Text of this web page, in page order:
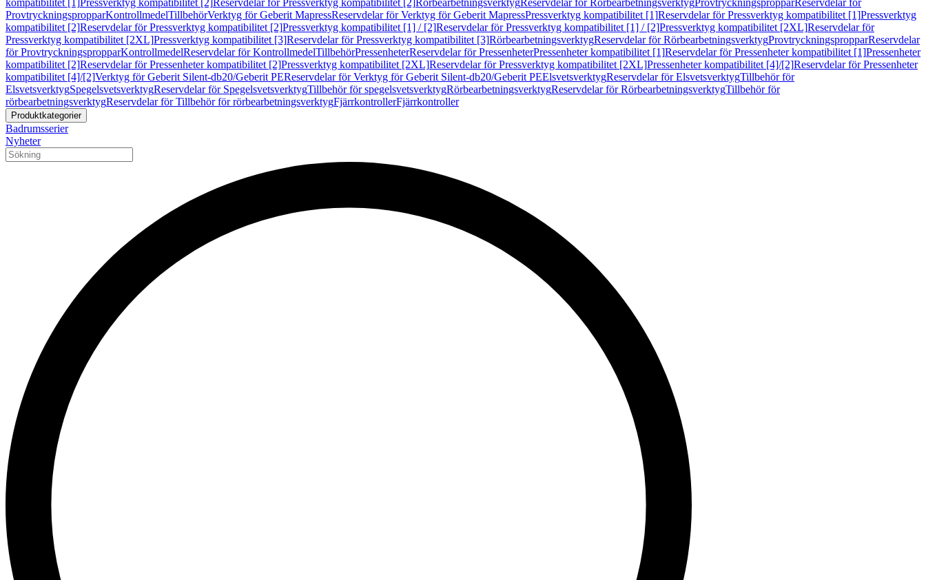
kompatibilitet [1]Pressverktyg kompatibilitet [2]Reservdelar för Pressverktyg kompatibilitet [2]RörbearbetningsverktygReservdelar för RörbearbetningsverktygProvtryckningspropparReservdelar för
ProvtryckningspropparKontrollmedelTillbehörVerktyg för Geberit MapressReservdelar för Verktyg för Geberit MapressPressverktyg kompatibilitet [1]Reservdelar för Pressverktyg kompatibilitet [1]Pressverktyg
kompatibilitet [2]Reservdelar för Pressverktyg kompatibilitet [2]Pressverktyg kompatibilitet [1] / [2]Reservdelar för Pressverktyg kompatibilitet [1] / [2]Pressverktyg kompatibilitet [2XL]Reservdelar för
Pressverktyg kompatibilitet [2XL]Pressverktyg kompatibilitet [3]Reservdelar för Pressverktyg kompatibilitet [3]RörbearbetningsverktygReservdelar för RörbearbetningsverktygProvtryckningspropparReservdelar
för ProvtryckningspropparKontrollmedelReservdelar för KontrollmedelTillbehörPressenheterReservdelar för PressenheterPressenheter kompatibilitet [1]Reservdelar för Pressenheter kompatibilitet [1]Pressenheter
kompatibilitet [2]Reservdelar för Pressenheter kompatibilitet [2]Pressverktyg kompatibilitet [2XL]Reservdelar för Pressverktyg kompatibilitet [2XL]Pressenheter kompatibilitet [4]/[2]Reservdelar för Pressenheter
kompatibilitet [4]/[2]Verktyg för Geberit Silent-db20/Geberit PEReservdelar för Verktyg för Geberit Silent-db20/Geberit PEElsvetsverktygReservdelar för ElsvetsverktygTillbehör för
ElsvetsverktygSpegelsvetsverktygReservdelar för SpegelsvetsverktygTillbehör för spegelsvetsverktygRörbearbetningsverktygReservdelar för RörbearbetningsverktygTillbehör för
rörbearbetningsverktygReservdelar för Tillbehör för rörbearbetningsverktygFjärrkontrollerFjärrkontroller
Produktkategorier
Badrumsserier
Nyheter